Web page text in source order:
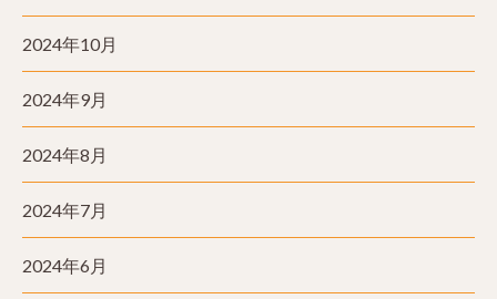
2024年10月
2024年9月
2024年8月
2024年7月
2024年6月